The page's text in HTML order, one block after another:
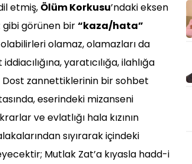
etmiş, Ölüm Korkusu’ndaki eksen
görünen bir“kaza/hata”
olamaz, olamazları da
yaratıcılığa, ilahlığa
Dost zannettiklerinin bir sohbet
eserindeki mizanseni
ve evlatlığı hala kızının
sıyırarak içindeki
Mutlak Zat’a kıyasla hadd-i